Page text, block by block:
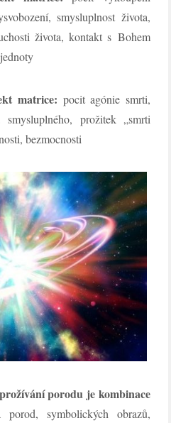
smysluplnost života,
života, kontakt s Bohem
matrice: pocit agónie smrti,
prožitek „smrti
bezmocnosti
porodu je kombinace
porod, symbolických obrazů,